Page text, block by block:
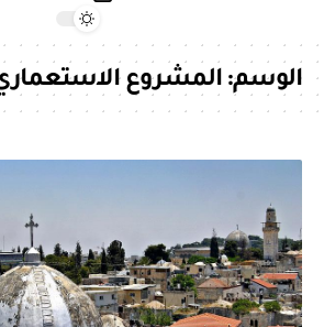
الوسم:المشروع الاستعماري